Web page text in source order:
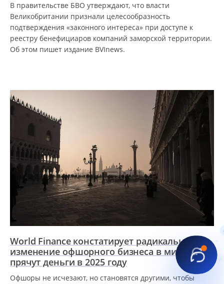
В правительстве БВО утверждают, что власти
Великобритании признали целесообразность
подтверждения «законного интереса» при доступе к
реестру бенефициаров компаний заморской территории.
Об этом пишет издание BVInews.
World Finance констатирует радикальное
изменение офшорного бизнеса в мире: как
прячут деньги в 2025 году
Офшоры не исчезают, но становятся другими, чтобы